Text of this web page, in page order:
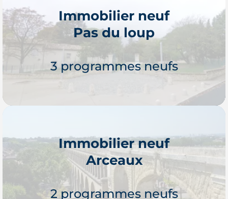
Je découvre
Immobilier neuf
Pas du loup
3 programmes neufs
Je découvre
Immobilier neuf
Arceaux
2 programmes neufs